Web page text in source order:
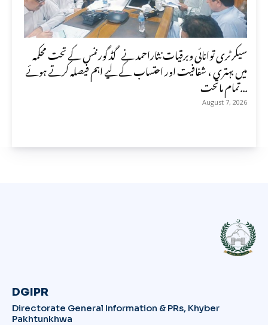
سیکرٹری توانائی وبرقیات نثاراحمد نے گڈ گورننس کے تحت محکمہ
میں بہتری ، شفافیت اور احتساب کے لیے اہم فیصلہ کرتے ہوئے
تمام ماتحت...
August 7, 2026
DGIPR
Directorate General Information & PRs, Khyber
Pakhtunkhwa